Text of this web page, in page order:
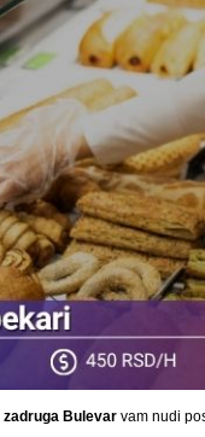
zadruga Bulevar vam nudi